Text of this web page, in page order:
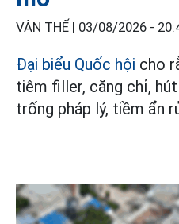
VÂN THẾ | 03/08/2026 -
Đại biểu Quốc hội cho
tiêm filler, căng chỉ,
trống pháp lý, tiềm ẩn